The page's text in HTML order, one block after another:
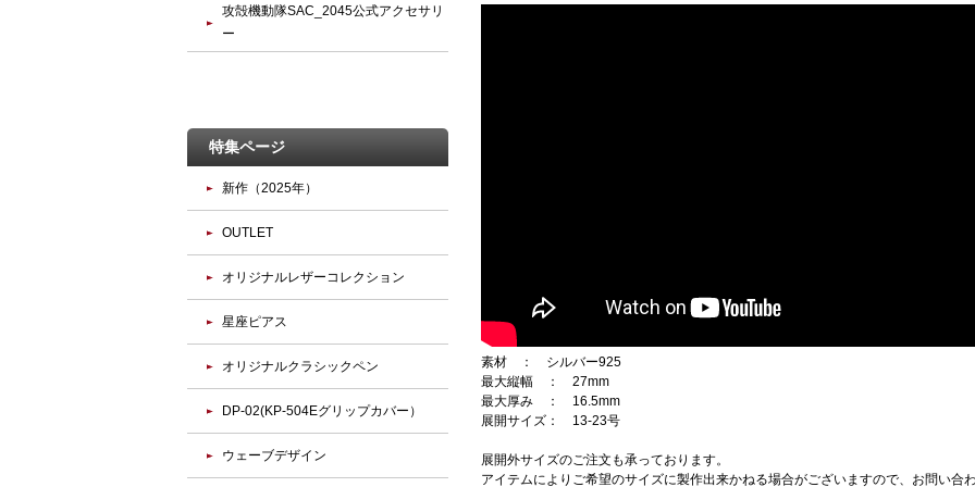
素材 ： シルバー925
最大縦幅 ： 27mm
最大厚み ： 16.5mm
展開サイズ： 13-23号
展開外サイズのご注文も承っております。
アイテムによりご希望のサイズに製作出来かねる場合がございますので、お問い合わ
攻殻機動隊SAC_2045公式アクセサリ
ー
特集ページ
新作（2025年）
OUTLET
オリジナルレザーコレクション
星座ピアス
オリジナルクラシックペン
DP-02(KP-504Eグリップカバー）
ウェーブデザイン